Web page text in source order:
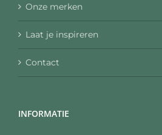
Onze merken
Laat je inspireren
Contact
INFORMATIE